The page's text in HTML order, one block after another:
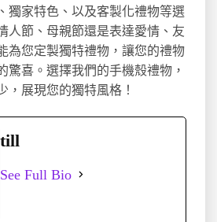
獨家特色、以及客製化禮物等選
人節、母親節還是表達愛情、友
為您定製獨特禮物，讓您的禮物
驚喜。選擇我們的手機殼禮物，
，展現您的獨特風格！
till
See Full Bio